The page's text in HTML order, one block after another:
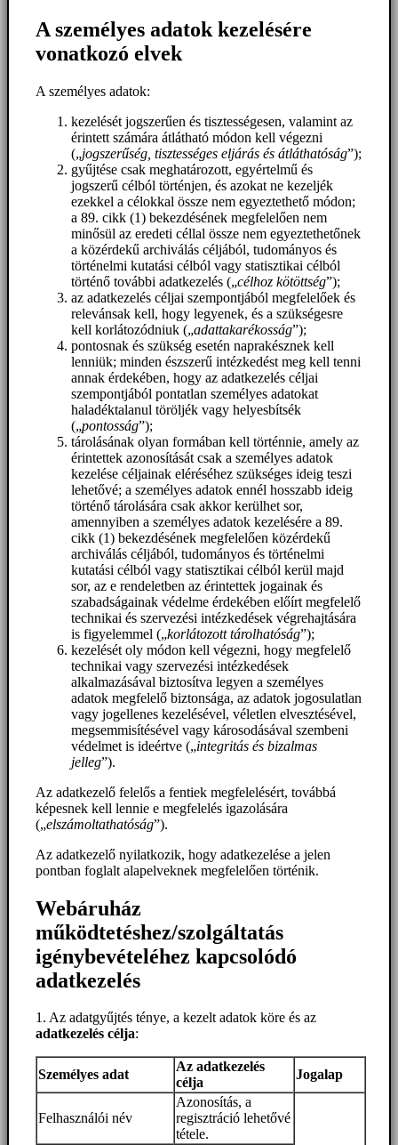
A személyes adatok kezelésére
vonatkozó elvek
A személyes adatok:
kezelését jogszerűen és tisztességesen, valamint az
érintett számára átlátható módon kell végezni
(„jogszerűség, tisztességes eljárás és átláthatóság”);
gyűjtése csak meghatározott, egyértelmű és
jogszerű célból történjen, és azokat ne kezeljék
ezekkel a célokkal össze nem egyeztethető módon;
a 89. cikk (1) bekezdésének megfelelően nem
minősül az eredeti céllal össze nem egyeztethetőnek
a közérdekű archiválás céljából, tudományos és
történelmi kutatási célból vagy statisztikai célból
történő további adatkezelés („célhoz kötöttség”);
az adatkezelés céljai szempontjából megfelelőek és
relevánsak kell, hogy legyenek, és a szükségesre
kell korlátozódniuk („adattakarékosság”);
pontosnak és szükség esetén naprakésznek kell
lenniük; minden észszerű intézkedést meg kell tenni
annak érdekében, hogy az adatkezelés céljai
szempontjából pontatlan személyes adatokat
haladéktalanul töröljék vagy helyesbítsék
(„pontosság”);
tárolásának olyan formában kell történnie, amely az
érintettek azonosítását csak a személyes adatok
kezelése céljainak eléréséhez szükséges ideig teszi
lehetővé; a személyes adatok ennél hosszabb ideig
történő tárolására csak akkor kerülhet sor,
amennyiben a személyes adatok kezelésére a 89.
cikk (1) bekezdésének megfelelően közérdekű
archiválás céljából, tudományos és történelmi
kutatási célból vagy statisztikai célból kerül majd
sor, az e rendeletben az érintettek jogainak és
szabadságainak védelme érdekében előírt megfelelő
technikai és szervezési intézkedések végrehajtására
is figyelemmel („korlátozott tárolhatóság”);
kezelését oly módon kell végezni, hogy megfelelő
technikai vagy szervezési intézkedések
alkalmazásával biztosítva legyen a személyes
adatok megfelelő biztonsága, az adatok jogosulatlan
vagy jogellenes kezelésével, véletlen elvesztésével,
megsemmisítésével vagy károsodásával szembeni
védelmet is ideértve („integritás és bizalmas
jelleg”).
Az adatkezelő felelős a fentiek megfelelésért, továbbá
képesnek kell lennie e megfelelés igazolására
(„elszámoltathatóság”).
Az adatkezelő nyilatkozik, hogy adatkezelése a jelen
pontban foglalt alapelveknek megfelelően történik.
Webáruház
működtetéshez/szolgáltatás
igénybevételéhez kapcsolódó
adatkezelés
1. Az adatgyűjtés ténye, a kezelt adatok köre és az
adatkezelés célja:
Személyes adat
Az adatkezelés
célja
Jogalap
Felhasználói név
Azonosítás, a
regisztráció lehetővé
tétele.